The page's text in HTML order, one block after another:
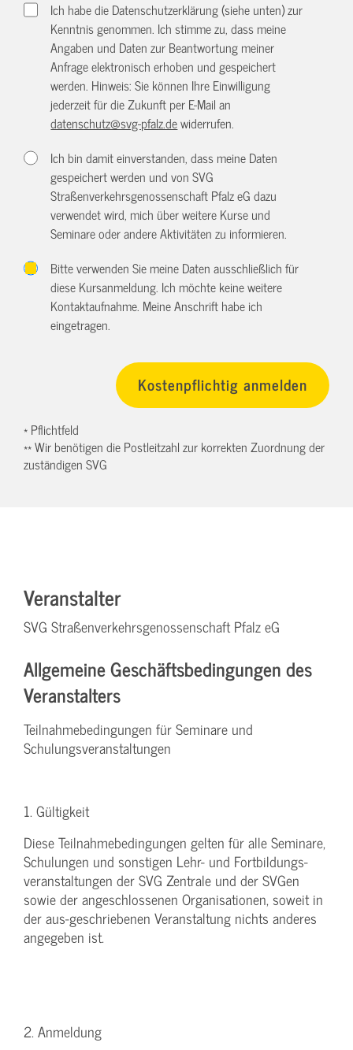
Ich habe die Datenschutzerklärung (siehe unten) zur
Kenntnis genommen. Ich stimme zu, dass meine
Angaben und Daten zur Beantwortung meiner
Anfrage elektronisch erhoben und gespeichert
werden. Hinweis: Sie können Ihre Einwilligung
jederzeit für die Zukunft per E-Mail an
datenschutz@svg-pfalz.dewiderrufen.
Ich bin damit einverstanden, dass meine Daten
gespeichert werden und von SVG
Straßenverkehrsgenossenschaft Pfalz eG dazu
verwendet wird, mich über weitere Kurse und
Seminare oder andere Aktivitäten zu informieren.
Bitte verwenden Sie meine Daten ausschließlich für
diese Kursanmeldung. Ich möchte keine weitere
Kontaktaufnahme. Meine Anschrift habe ich
eingetragen.
* Pflichtfeld
** Wir benötigen die Postleitzahl zur korrekten Zuordnung der
zuständigen SVG
Veranstalter
SVG Straßenverkehrsgenossenschaft Pfalz eG
Allgemeine Geschäftsbedingungen des
Veranstalters
Teilnahmebedingungen für Seminare und
Schulungsveranstaltungen
1. Gültigkeit
Diese Teilnahmebedingungen gelten für alle Seminare,
Schulungen und sonstigen Lehr- und Fortbildungs-
veranstaltungen der SVG Zentrale und der SVGen
sowie der angeschlossenen Organisationen, soweit in
der aus-geschriebenen Veranstaltung nichts anderes
angegeben ist.
2. Anmeldung